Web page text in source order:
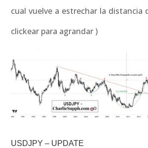
cual vuelve a estrechar la distancia
clickear para agrandar )
USDJPY – UPDATE